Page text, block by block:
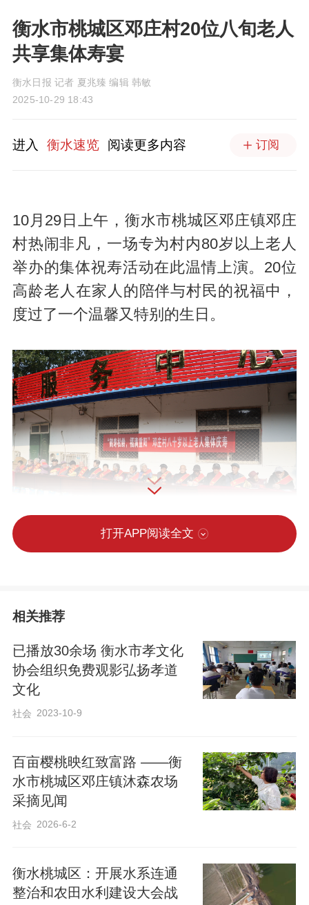
衡水市桃城区邓庄村20位八旬老人
共享集体寿宴
衡水日报 记者 夏兆臻 编辑 韩敏
2025-10-29 18:43
进入 衡水速览 阅读更多内容 订阅
10月29日上午，衡水市桃城区邓庄镇邓庄
村热闹非凡，一场专为村内80岁以上老人
举办的集体祝寿活动在此温情上演。20位
高龄老人在家人的陪伴与村民的祝福中，
度过了一个温馨又特别的生日。
打开APP阅读全文
相关推荐
已播放30余场 衡水市孝文化
协会组织免费观影弘扬孝道
文化
社会 2023-10-9
百亩樱桃映红致富路 ——衡
水市桃城区邓庄镇沐森农场
采摘见闻
社会 2026-6-2
衡水桃城区：开展水系连通
整治和农田水利建设大会战